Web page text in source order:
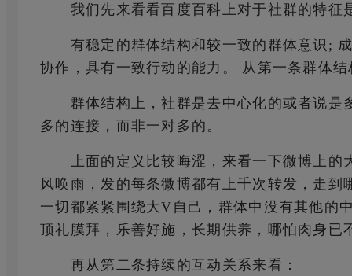
我们先来看看百度百科上对于社群的特征
有稳定的群体结构和较一致的群体意识; 成
协作，具有一致行动的能力。 从第一条群体
群体结构上，社群是去中心化的或者说是
多的连接，而非一对多的。
上面的定义比较晦涩，来看一下微博上的
风唤雨，发的每条微博都有上千次转发，走
一切都紧紧围绕大V自己，群体中没有其他的
顶礼膜拜，乐善好施，长期供养，哪怕肉身
再从第二条持续的互动关系来看：